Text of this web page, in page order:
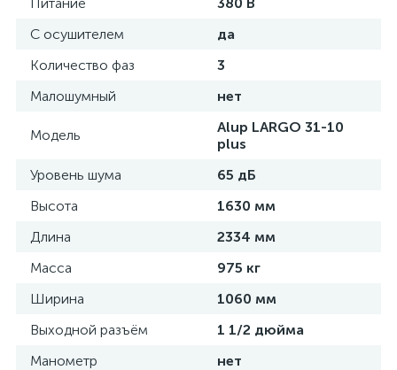
С осушителем
да
Количество фаз
3
Малошумный
нет
Модель
Alup LARGO 31-10
plus
Уровень шума
65 дБ
Высота
1630 мм
Длина
2334 мм
Масса
975 кг
Ширина
1060 мм
Выходной разъём
1 1/2 дюйма
Манометр
нет